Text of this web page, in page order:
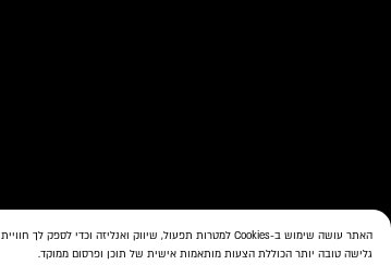
האתר עושה שימוש ב-Cookies למטרות תפעול, שיווק ואנליזה וכדי לספק לך חוויית
גלישה טובה יותר הכוללת הצעות מותאמות אישית של תוכן ופרסום ממוקד.